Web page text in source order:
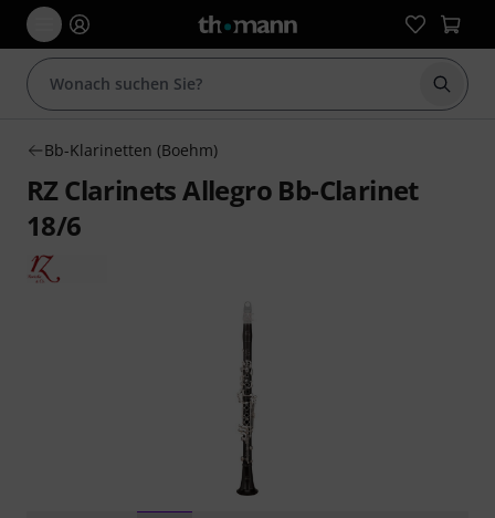
Suche
Bb-Klarinetten (Boehm)
RZ Clarinets Allegro Bb-Clarinet
18/6